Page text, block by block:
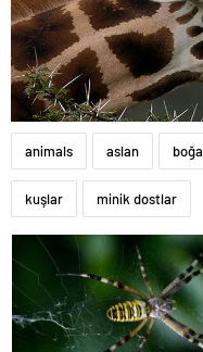
animals aslan boğa
kuşlar minik dostlar